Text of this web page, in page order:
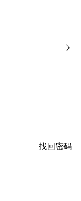
找回密码